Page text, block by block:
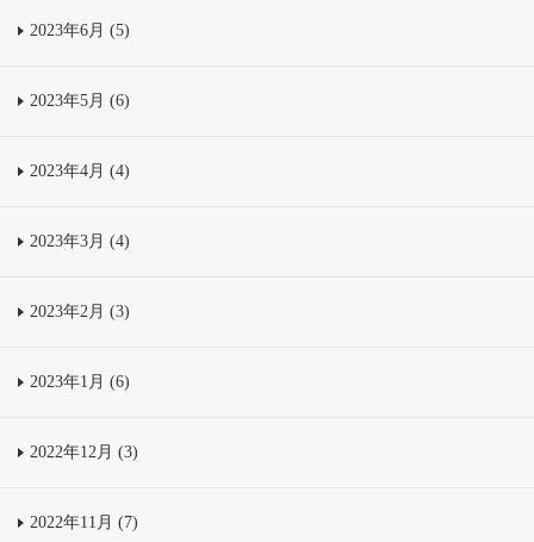
2023年6月 (5)
2023年5月 (6)
2023年4月 (4)
2023年3月 (4)
2023年2月 (3)
2023年1月 (6)
2022年12月 (3)
2022年11月 (7)